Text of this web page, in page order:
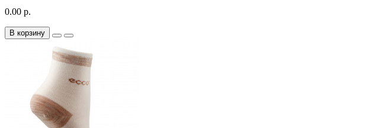
0.00 р.
В корзину